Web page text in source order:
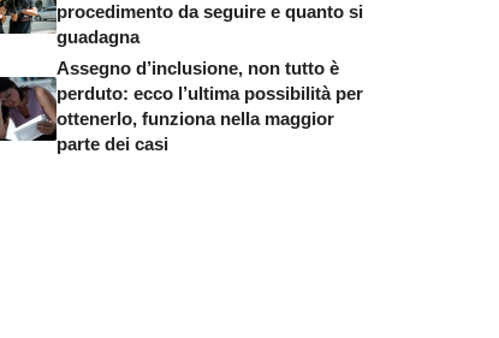
procedimento da seguire e quanto si
guadagna
Assegno d’inclusione, non tutto è
perduto: ecco l’ultima possibilità per
ottenerlo, funziona nella maggior
parte dei casi